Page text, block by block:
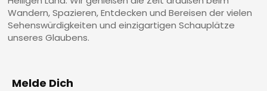
Wandern, Spazieren, Entdecken und Bereisen der vielen
Sehenswürdigkeiten und einzigartigen Schauplätze
unseres Glaubens.
Melde Dich